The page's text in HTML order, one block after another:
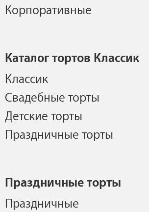
Корпоративные
Каталог тортов Классик
Классик
Свадебные торты
Детские торты
Праздничные торты
Праздничные торты
Праздничные